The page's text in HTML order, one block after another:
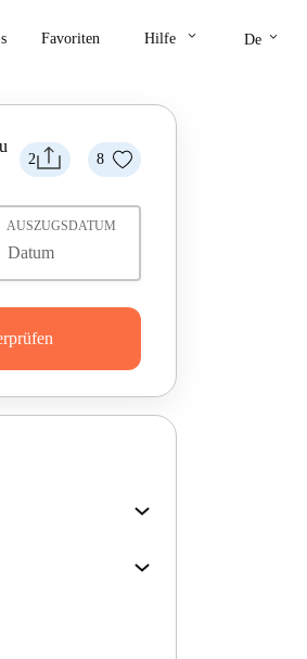
Favoriten Hilfe keyboard_arrow_down De keyboard_arrow_down
2 8
AUSZUGSDATUM
einem für ein